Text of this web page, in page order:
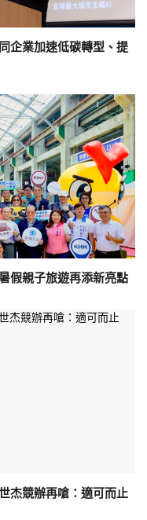
企業加速低碳轉型、提
假親子旅遊再添新亮點
杰競辦再嗆：適可而止